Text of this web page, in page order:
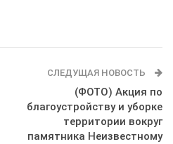
СЛЕДУЩАЯ НОВОСТЬ
(ФОТО) Акция по
благоустройству и уборке
территории вокруг
памятника Неизвестному